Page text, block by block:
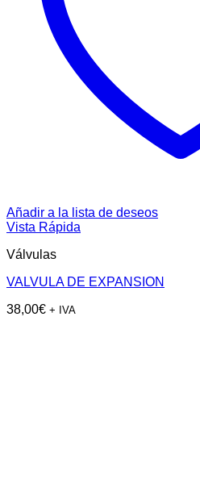
Añadir a la lista de deseos
Vista Rápida
Válvulas
VALVULA DE EXPANSION
38,00€ + IVA